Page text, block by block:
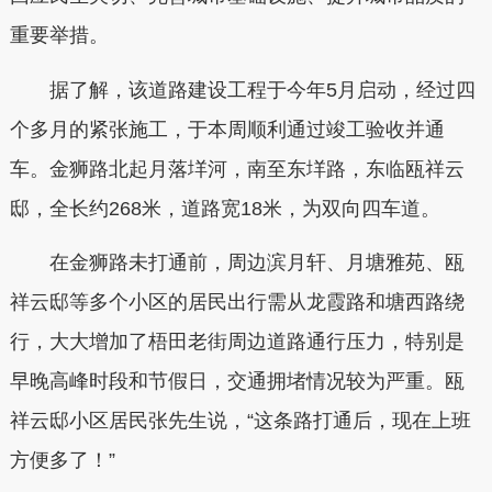
重要举措。
据了解，该道路建设工程于今年5月启动，经过四
个多月的紧张施工，于本周顺利通过竣工验收并通
车。金狮路北起月落垟河，南至东垟路，东临瓯祥云
邸，全长约268米，道路宽18米，为双向四车道。
在金狮路未打通前，周边滨月轩、月塘雅苑、瓯
祥云邸等多个小区的居民出行需从龙霞路和塘西路绕
行，大大增加了梧田老街周边道路通行压力，特别是
早晚高峰时段和节假日，交通拥堵情况较为严重。瓯
祥云邸小区居民张先生说，“这条路打通后，现在上班
方便多了！”